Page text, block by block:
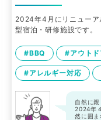
2024年4月にリニューア
型宿泊・研修施設です。
#BBQ #アウトド
#アレルギー対応
自然に
2024年
然に囲ま